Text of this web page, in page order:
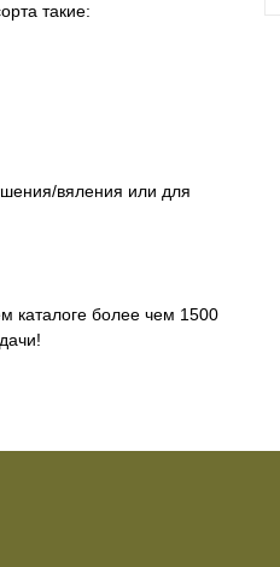
такие:
вяления или для
каталоге более чем 1500